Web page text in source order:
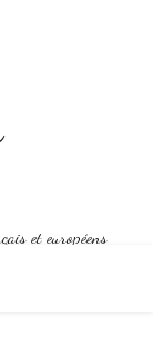
et européens